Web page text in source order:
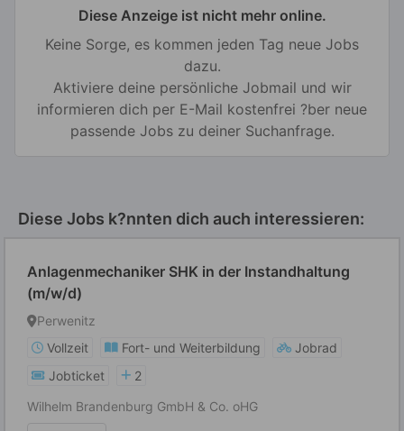
Diese Anzeige ist nicht mehr online.
Keine Sorge, es kommen jeden Tag neue Jobs
dazu.
Aktiviere deine persönliche Jobmail und wir
informieren dich per E-Mail kostenfrei ?ber neue
passende Jobs zu deiner Suchanfrage.
Diese Jobs k?nnten dich auch interessieren:
Anlagenmechaniker SHK in der Instandhaltung
(m/w/d)
Perwenitz
Vollzeit
Fort- und Weiterbildung
Jobrad
Jobticket
2
Wilhelm Brandenburg GmbH & Co. oHG